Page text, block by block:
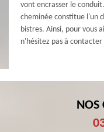
vont encrasser le
cheminée constitue l'un
bistres. Ainsi, pour vous
n'hésitez pas à
NOS